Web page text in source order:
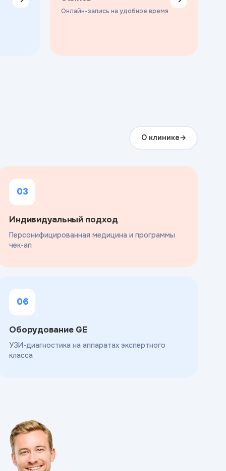
Онлайн-запись на удобное время
О клинике
03
Индивидуальный подход
Персонифицированная медицина и программы
чек-ап
06
Оборудование GE
УЗИ-диагностика на аппаратах экспертного
класса